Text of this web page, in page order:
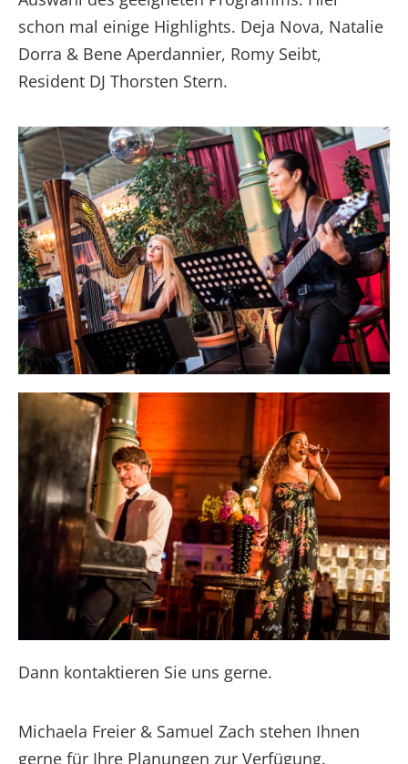
schon mal einige Highlights. Deja Nova, Natalie
Dorra & Bene Aperdannier, Romy Seibt,
Resident DJ Thorsten Stern.
Dann kontaktieren Sie uns gerne.
Michaela Freier & Samuel Zach stehen Ihnen
gerne für Ihre Planungen zur Verfügung.